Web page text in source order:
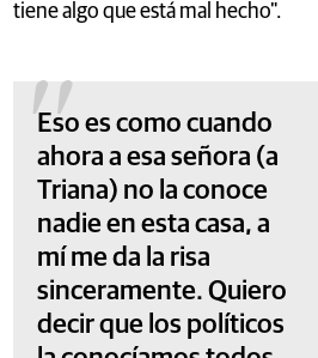
tiene algo que está mal hecho".
Eso es como cuando
ahora a esa señora (a
Triana) no la conoce
nadie en esta casa, a
mí me da la risa
sinceramente. Quiero
decir que los políticos